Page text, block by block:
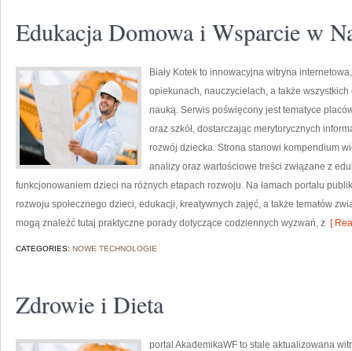
Edukacja Domowa i Wsparcie w
Biały Kotek to innowacyjna witryna
opiekunach, nauczycielach, a także
nauką. Serwis poświęcony jest tematyce
oraz szkół, dostarczając merytorycznych
rozwój dziecka. Strona stanowi kompendium
analizy oraz wartościowe treści związane z
funkcjonowaniem dzieci na różnych etapach rozwoju. Na łamach portalu
rozwoju społecznego dzieci, edukacji, kreatywnych zajęć, a także tematów
mogą znaleźć tutaj praktyczne porady dotyczące codziennych wyzwań, z [
CATEGORIES: NOWE TECHNOLOGIE
Zdrowie i Dieta
portal AkademikaWF to stale aktualizowana